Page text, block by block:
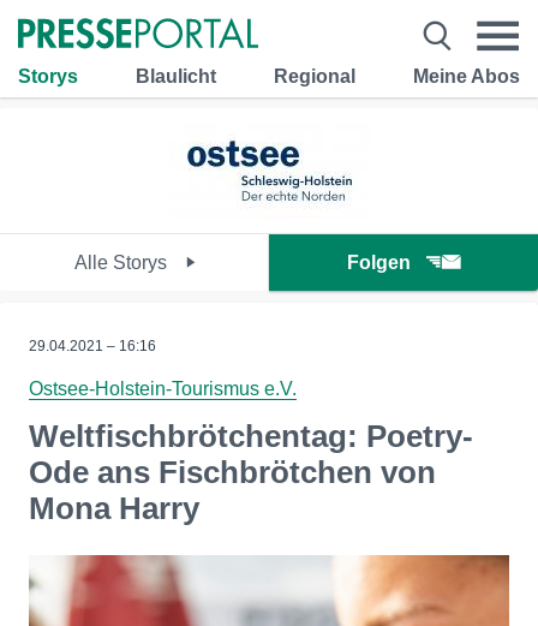
Storys Blaulicht Regional Meine Abos
Alle Storys Folgen
29.04.2021 – 16:16
Ostsee-Holstein-Tourismus e.V.
Weltfischbrötchentag: Poetry-
Ode ans Fischbrötchen von
Mona Harry